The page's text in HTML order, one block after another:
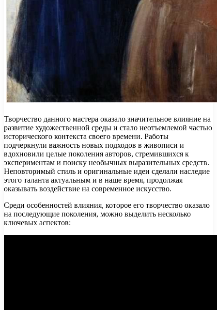
Творчество данного мастера оказало значительное влияние на
развитие художественной среды и стало неотъемлемой частью
исторического контекста своего времени. Работы
подчеркнули важность новых подходов в живописи и
вдохновили целые поколения авторов, стремившихся к
экспериментам и поиску необычных выразительных средств.
Неповторимый стиль и оригинальные идеи сделали наследие
этого таланта актуальным и в наше время, продолжая
оказывать воздействие на современное искусство.
Среди особенностей влияния, которое его творчество оказало
на последующие поколения, можно выделить несколько
ключевых аспектов: